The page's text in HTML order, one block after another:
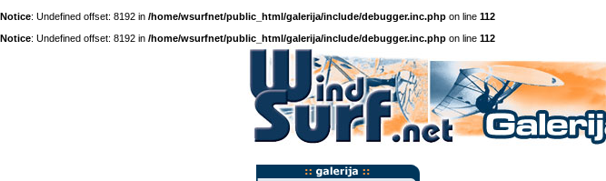
Notice: Undefined offset: 8192 in /home/wsurfnet/public_html/galerija/include/debugger.inc.php on line 112
Notice: Undefined offset: 8192 in /home/wsurfnet/public_html/galerija/include/debugger.inc.php on line 112